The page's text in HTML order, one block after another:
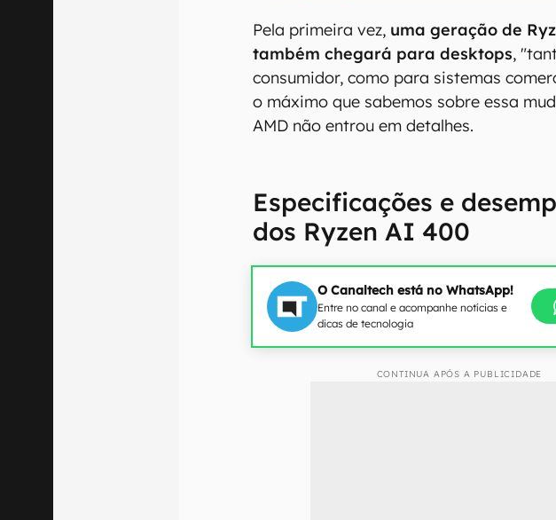
Pela primeira vez, uma geração de
também chegará para desktops,
consumidor, como para sistemas
o máximo que sabemos sobre essa
AMD não entrou em detalhes.
Especificações e
dos Ryzen AI 400
O Canaltech está no WhatsApp!
Entre no canal e acompanhe notícias e
dicas de tecnologia
CONTINUA APÓS A PUBLICIDADE